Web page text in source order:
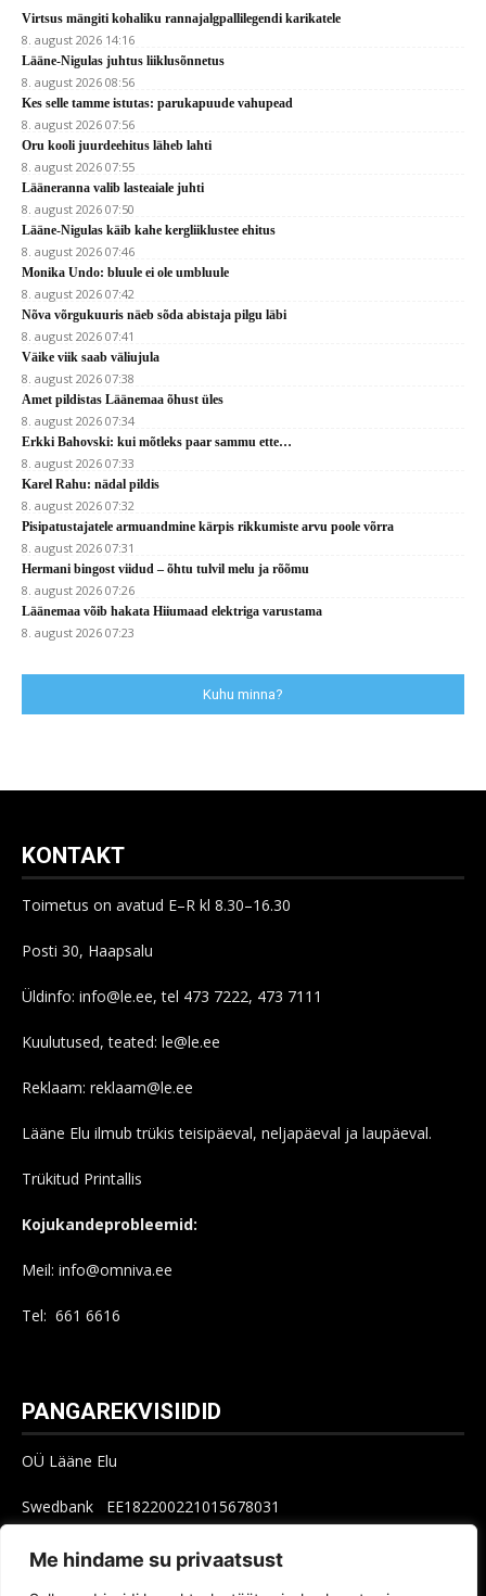
Me hindame su privaatsust
Virtsus mängiti kohaliku rannajalgpallilegendi karikatele
8. august 2026 14:16
Lääne-Nigulas juhtus liiklusõnnetus
8. august 2026 08:56
Kes selle tamme istutas: parukapuude vahupead
8. august 2026 07:56
Oru kooli juurdeehitus läheb lahti
8. august 2026 07:55
Lääneranna valib lasteaiale juhti
8. august 2026 07:50
Lääne-Nigulas käib kahe kergliiklustee ehitus
8. august 2026 07:46
Monika Undo: bluule ei ole umbluule
8. august 2026 07:42
Nõva võrgukuuris näeb sõda abistaja pilgu läbi
8. august 2026 07:41
Väike viik saab väliujula
8. august 2026 07:38
Amet pildistas Läänemaa õhust üles
8. august 2026 07:34
Erkki Bahovski: kui mõtleks paar sammu ette…
8. august 2026 07:33
Karel Rahu: nädal pildis
8. august 2026 07:32
Pisipatustajatele armuandmine kärpis rikkumiste arvu poole võrra
8. august 2026 07:31
Hermani bingost viidud – õhtu tulvil melu ja rõõmu
8. august 2026 07:26
Läänemaa võib hakata Hiiumaad elektriga varustama
8. august 2026 07:23
Kuhu minna?
KONTAKT
Toimetus on avatud E–R kl 8.30–16.30
Posti 30, Haapsalu
Üldinfo: info@le.ee, tel 473 7222, 473 7111
Kuulutused, teated: le@le.ee
Reklaam: reklaam@le.ee
Lääne Elu ilmub trükis teisipäeval, neljapäeval ja laupäeval.
Trükitud Printallis
Kojukandeprobleemid:
Meil: info@omniva.ee
Tel: 661 6616
PANGAREKVISIIDID
OÜ Lääne Elu
Swedbank EE182200221015678031
SEB EE621010602002515004